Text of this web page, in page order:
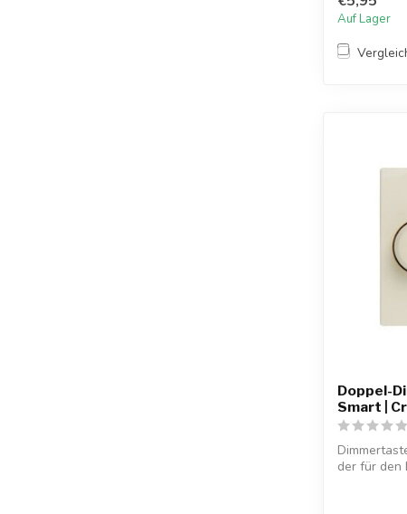
Auf Lager
Doppel-
Smart |
der für den